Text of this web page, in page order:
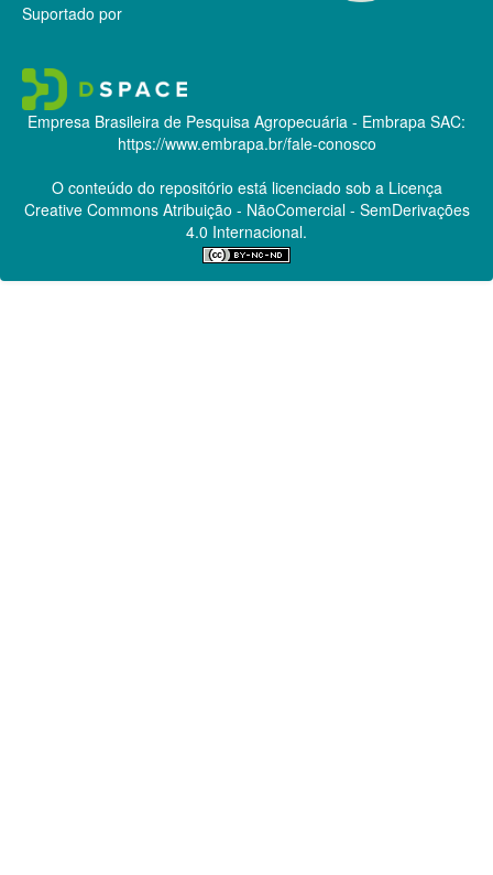
Suportado por
Empresa Brasileira de Pesquisa Agropecuária - Embrapa SAC:
https://www.embrapa.br/fale-conosco
O conteúdo do repositório está licenciado sob a Licença
Creative CommonsAtribuição - NãoComercial - SemDerivações
4.0 Internacional.